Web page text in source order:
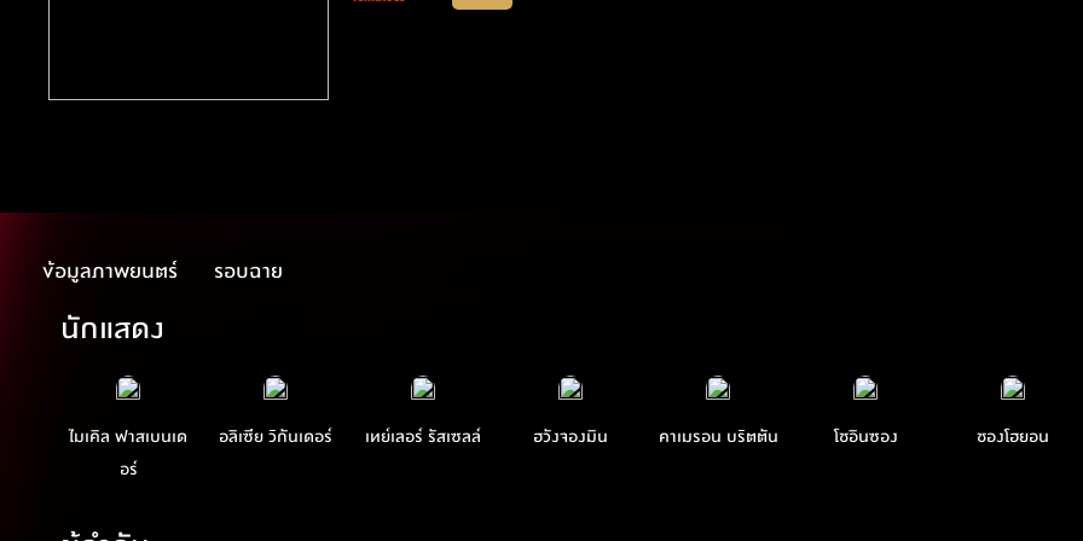
ข้อมูลภาพยนตร์ รอบฉาย
นักแสดง
ไมเคิล ฟาสเบนเด
อร์
อลิเซีย วิกันเดอร์ เทย์เลอร์ รัสเซลล์ ฮวังจองมิน คาเมรอน บริตตัน โชอินซอง ชองโฮยอน